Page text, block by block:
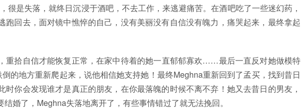
很是失落，就终日沉浸于酒吧，不去工作，来逃避痛苦。在酒吧吃了一些迷幻药，
跑回去，面对镜中憔悴的自己，没有美丽没有自信没有魄力，痛哭起来，最终拿起
重拾自信才能恢复正常，在家中待着的她一直郁郁寡欢……最后一直反对她做模特
的地方重新爬起来，说他相信她支持她！最终Meghna重新回到了孟买，找到昔日
你会发现谁才是真正的朋友，在你最落魄的时候不离不弃！她又去昔日的男友，
婚了，Meghna失落地离开了，有些事情错过了就无法挽回。